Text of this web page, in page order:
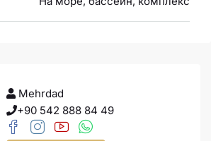
Mehrdad
+90 542 888 84 49